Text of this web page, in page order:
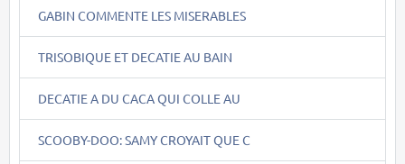
GABIN COMMENTE LES MISERABLES
TRISOBIQUE ET DECATIE AU BAIN
DECATIE A DU CACA QUI COLLE AU
SCOOBY-DOO: SAMY CROYAIT QUE C